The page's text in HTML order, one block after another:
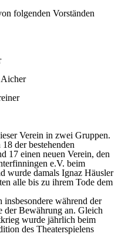
folgenden Vorständen
Verein in zwei Gruppen.
der bestehenden
17 einen neuen Verein, den
e.V. beim
wurde damals Ignaz Häusler
alle bis zu ihrem Tode dem
insbesondere während der
der Bewährung an. Gleich
wurde jährlich beim
des Theaterspielens